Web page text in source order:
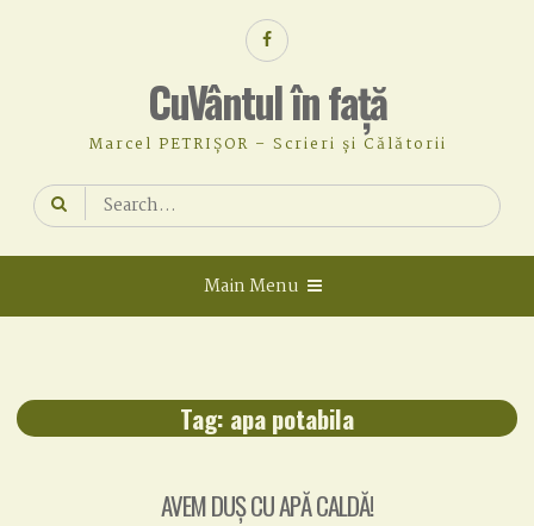
Facebook
CuVântul în față
Marcel PETRIȘOR – Scrieri și Călătorii
Search
for:
Main Menu
Tag: apa potabila
AVEM DUȘ CU APĂ CALDĂ!